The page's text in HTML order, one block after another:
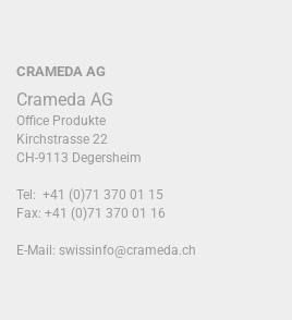
CRAMEDA AG
Crameda AG
Office Produkte
Kirchstrasse 22
CH-9113 Degersheim
Tel: +41 (0)71 370 01 15
Fax: +41 (0)71 370 01 16
E-Mail: swissinfo@crameda.ch